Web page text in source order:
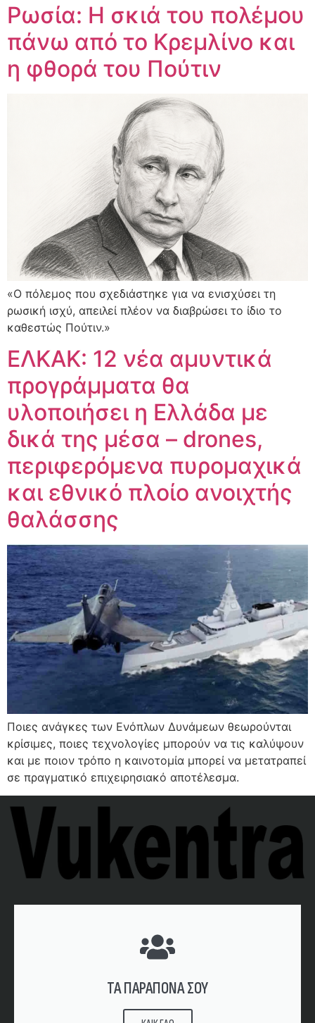
Ρωσία: Η σκιά του πολέμου
πάνω από το Κρεμλίνο και
η φθορά του Πούτιν
«Ο πόλεμος που σχεδιάστηκε για να ενισχύσει τη
ρωσική ισχύ, απειλεί πλέον να διαβρώσει το ίδιο το
καθεστώς Πούτιν.»
ΕΛΚΑΚ: 12 νέα αμυντικά
προγράμματα θα
υλοποιήσει η Ελλάδα με
δικά της μέσα – drones,
περιφερόμενα πυρομαχικά
και εθνικό πλοίο ανοιχτής
θαλάσσης
Ποιες ανάγκες των Ενόπλων Δυνάμεων θεωρούνται
κρίσιμες, ποιες τεχνολογίες μπορούν να τις καλύψουν
και με ποιον τρόπο η καινοτομία μπορεί να μετατραπεί
σε πραγματικό επιχειρησιακό αποτέλεσμα.
ΤΑ ΠΑΡΑΠΟΝΑ ΣΟΥ